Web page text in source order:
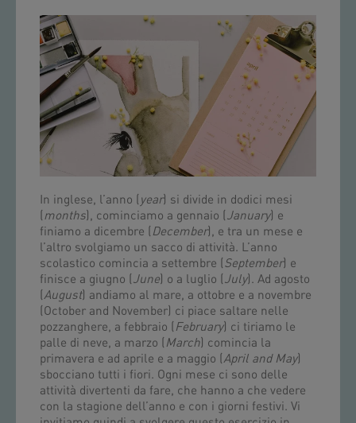
In inglese, l’anno ( year) si divide in dodici mesi
( months), cominciamo a gennaio ( January) e
finiamo a dicembre ( December), e tra un mese e
l’altro svolgiamo un sacco di attività. L’anno
scolastico comincia a settembre ( September) e
finisce a giugno ( June) o a luglio ( July). Ad agosto
(August) andiamo al mare, a ottobre e a novembre
(October and November) ci piace saltare nelle
pozzanghere, a febbraio ( February) ci tiriamo le
palle di neve, a marzo ( March) comincia la
primavera e ad aprile e a maggio (April and May)
sbocciano tutti i fiori. Ogni mese ci sono delle
attività divertenti da fare, che hanno a che vedere
con la stagione dell’anno e con i giorni festivi. Vi